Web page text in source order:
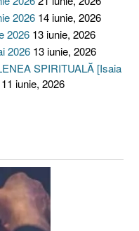
2026 14 iunie, 2026
2026 13 iunie, 2026
2026 13 iunie, 2026
SPIRITUALĂ [Isaia
11 iunie, 2026